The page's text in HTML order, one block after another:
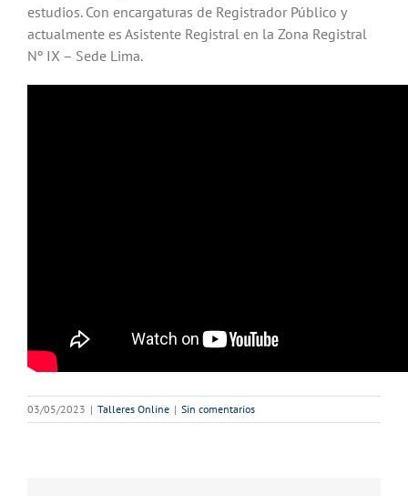
estudios. Con encargaturas de Registrador Público y
actualmente es Asistente Registral en la Zona Registral
Nº IX – Sede Lima.
03/05/2023 | Talleres Online | Sin comentarios